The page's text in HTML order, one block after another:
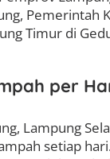
Pemerintah
Timur di
per
Lampung
setiap